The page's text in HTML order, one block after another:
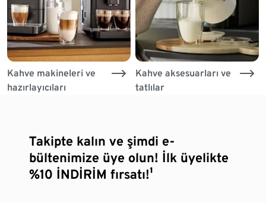
Kahve makineleri ve
hazırlayıcıları
Kahve aksesuarları ve
tatlılar
Takipte kalın ve şimdi e-
bültenimize üye olun! İlk üyelikte
%10 İNDİRİM fırsatı!¹